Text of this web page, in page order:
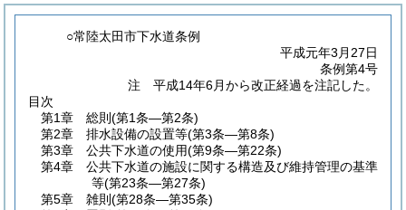
○常陸太田市下水道条例
平成元年3月27日
条例第4号
注 平成14年6月から改正経過を注記した。
目次
第1章
総則 (第1条―第2条)
第2章
排水設備の設置等(第3条―第8条)
第3章
公共下水道の使用(第9条―第22条)
第4章
公共下水道の施設に関する構造及び維持管理の基準
等(第23条―第27条)
第5章
雑則 (第28条―第35条)